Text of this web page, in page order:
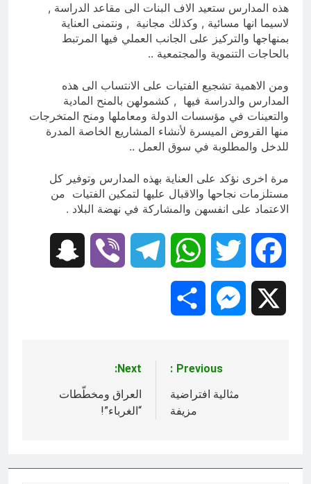
هذه المدارس ستعيد الاف البنات الى مقاعد الدراسة ,
لاسيما انها مسائية , وكذلك مجانية , ونتمنى العناية
بمنهاجها والتركيز على الجانب العملي فيها المرتبط
بالحاجات التنموية والمجتمعية ..
ومن الاهمية تشجيع الفتيات على الانتساب الى هذه
المدارس والدراسة فيها , كشمولهن بالمنح المادية
والتعينات في مؤسسات الدولة ومعاملها ومنح المتخرجات
منها القروض الميسرة لأنشاء المشاريع الخاصة المدرة
للدخل والمطلوبة في سوق العمل ..
مرة اخرى نؤكد على العناية بهذه المدارس وتوفير كل
مستلزمات نجاحها والاقبال عليها لتمكين الفتيات من
الاعتماد على انفسهن والمشاركة في نهضة البلاد .
Facebook
Twitter
WhatsApp
Telegram
Viber
Messenger
المقالات
Previous:
مثالية افتراضية
مزيفة
Next:
العراق ومخطّطات
“الغرباء”!